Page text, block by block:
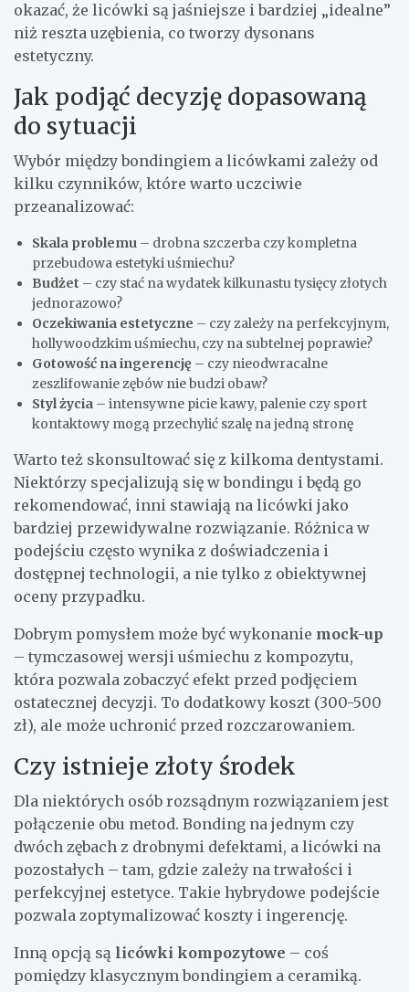
okazać, że licówki są jaśniejsze i bardziej „idealne”
niż reszta uzębienia, co tworzy dysonans
estetyczny.
Jak podjąć decyzję dopasowaną
do sytuacji
Wybór między bondingiem a licówkami zależy od
kilku czynników, które warto uczciwie
przeanalizować:
Skala problemu – drobna szczerba czy kompletna
przebudowa estetyki uśmiechu?
Budżet – czy stać na wydatek kilkunastu tysięcy złotych
jednorazowo?
Oczekiwania estetyczne – czy zależy na perfekcyjnym,
hollywoodzkim uśmiechu, czy na subtelnej poprawie?
Gotowość na ingerencję – czy nieodwracalne
zeszlifowanie zębów nie budzi obaw?
Styl życia – intensywne picie kawy, palenie czy sport
kontaktowy mogą przechylić szalę na jedną stronę
Warto też skonsultować się z kilkoma dentystami.
Niektórzy specjalizują się w bondingu i będą go
rekomendować, inni stawiają na licówki jako
bardziej przewidywalne rozwiązanie. Różnica w
podejściu często wynika z doświadczenia i
dostępnej technologii, a nie tylko z obiektywnej
oceny przypadku.
Dobrym pomysłem może być wykonanie mock-up
– tymczasowej wersji uśmiechu z kompozytu,
która pozwala zobaczyć efekt przed podjęciem
ostatecznej decyzji. To dodatkowy koszt (300-500
zł), ale może uchronić przed rozczarowaniem.
Czy istnieje złoty środek
Dla niektórych osób rozsądnym rozwiązaniem jest
połączenie obu metod. Bonding na jednym czy
dwóch zębach z drobnymi defektami, a licówki na
pozostałych – tam, gdzie zależy na trwałości i
perfekcyjnej estetyce. Takie hybrydowe podejście
pozwala zoptymalizować koszty i ingerencję.
Inną opcją są licówki kompozytowe – coś
pomiędzy klasycznym bondingiem a ceramiką.